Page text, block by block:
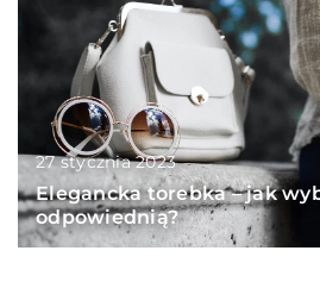
27 stycznia 2023
Elegancka torebka – jak
odpowiednią?